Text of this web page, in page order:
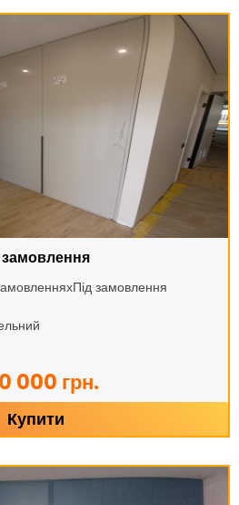
замовлення
000 грн.
Купити